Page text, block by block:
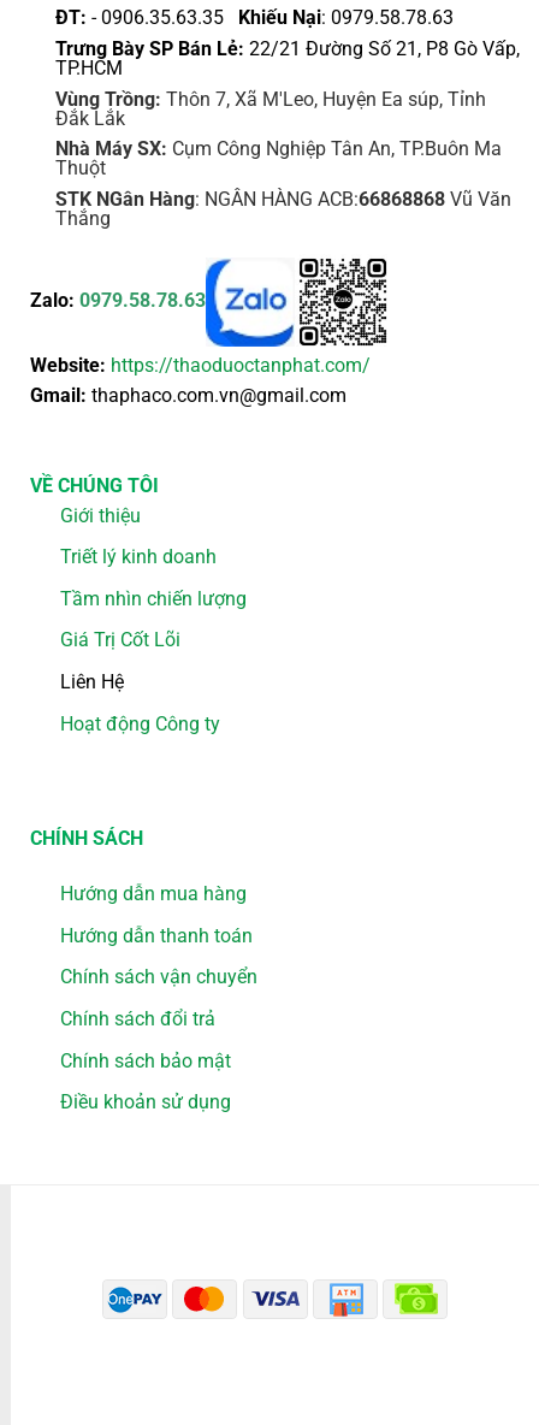
ĐT: - 0906.35.63.35 Khiếu Nại: 0979.58.78.63
Trưng Bày SP Bán Lẻ: 22/21 Đường Số 21, P8 Gò Vấp,
TP.HCM
Vùng Trồng: Thôn 7, Xã M'Leo, Huyện Ea súp, Tỉnh
Đắk Lắk
Nhà Máy SX: Cụm Công Nghiệp Tân An, TP.Buôn Ma
Thuột
STK NGân Hàng: NGÂN HÀNG ACB:66868868Vũ Văn
Thắng
Zalo: 0979.58.78.63
Website: https://thaoduoctanphat.com/
Gmail: thaphaco.com.vn@gmail.com
VỀ CHÚNG TÔI
Giới thiệu
Triết lý kinh doanh
Tầm nhìn chiến lượng
Giá Trị Cốt Lõi
Liên Hệ
Hoạt động Công ty
CHÍNH SÁCH
Hướng dẫn mua hàng
Hướng dẫn thanh toán
Chính sách vận chuyển
Chính sách đổi trả
Chính sách bảo mật
Điều khoản sử dụng